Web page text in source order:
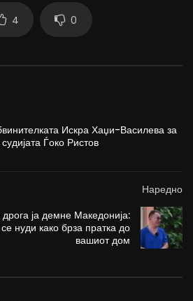
4 0
Искра Хаџи-Василева за
Ѓоко Ристов
Наредно
ја демне Македонија:
нуди како брза пратка до
вашиот дом